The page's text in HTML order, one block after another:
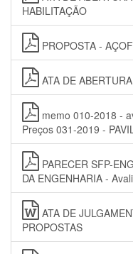
HABILITAÇÃO
PROPOSTA -
ATA DE
memo 010-2018 -
Preços 031-2019 -
PARECER SFP-
DA ENGENHARIA -
ATA DE
PROPOSTAS